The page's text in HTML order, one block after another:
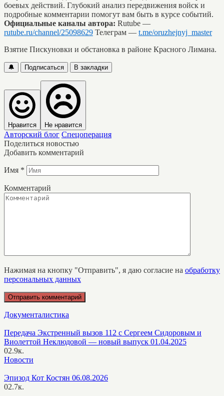
боевых действий. Глубокий анализ передвижения войск и
подробные комментарии помогут вам быть в курсе событий.
Официальные каналы автора: Rutube —
rutube.ru/channel/25098629 Телеграм — t.me/oruzhejnyj_master
Взятие Пискуновки и обстановка в районе Красного Лимана.
🔔 Подписаться В закладки
Нравится Не нравится
Авторский блог Спецоперация
Поделиться новостью
Добавить комментарий
Имя *
Комментарий
Нажимая на кнопку "Отправить", я даю согласие на обработку
персональных данных
Документалистика
Передача Экстренный вызов 112 с Сергеем Сидоровым и
Виолеттой Неклюдовой — новый выпуск 01.04.2025
02.9к.
Новости
Эпизод Кот Костян 06.08.2026
02.7к.